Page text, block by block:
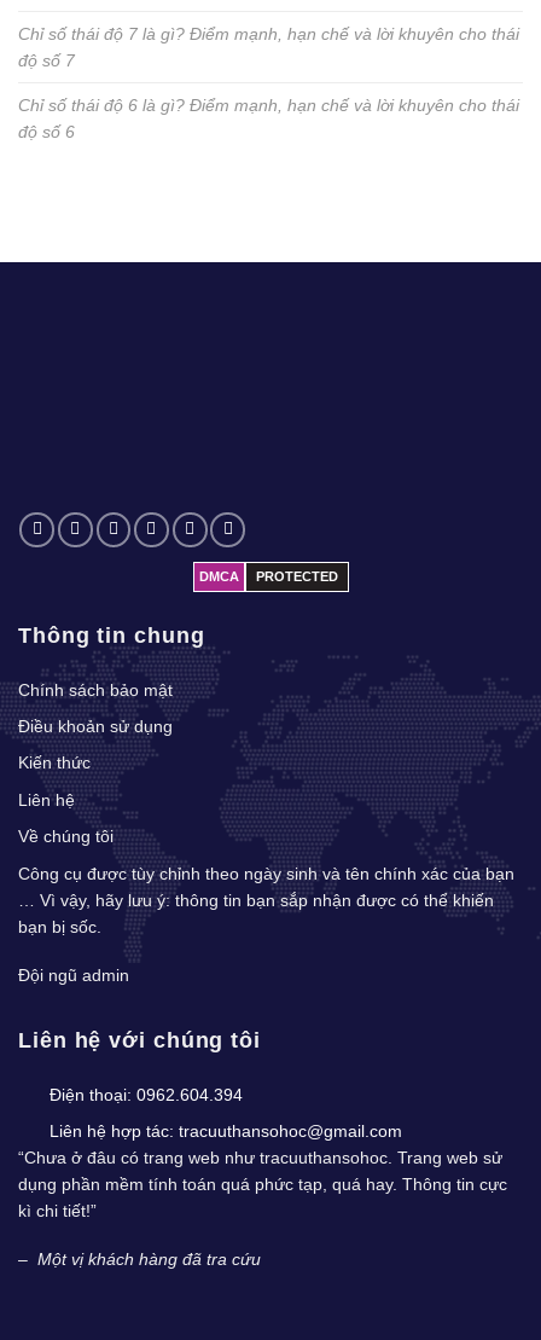
Chỉ số thái độ 7 là gì? Điểm mạnh, hạn chế và lời khuyên cho thái
độ số 7
Chỉ số thái độ 6 là gì? Điểm mạnh, hạn chế và lời khuyên cho thái
độ số 6
DMCA PROTECTED
Thông tin chung
Chính sách bảo mật
Điều khoản sử dụng
Kiến thức
Liên hệ
Về chúng tôi
Công cụ được tùy chỉnh theo ngày sinh và tên chính xác của bạn
… Vì vậy, hãy lưu ý: thông tin bạn sắp nhận được có thể khiến
bạn bị sốc.
Đội ngũ admin
Liên hệ với chúng tôi
Điện thoại: 0962.604.394
Liên hệ hợp tác: tracuuthansohoc@gmail.com
“Chưa ở đâu có trang web như tracuuthansohoc. Trang web sử
dụng phần mềm tính toán quá phức tạp, quá hay. Thông tin cực
kì chi tiết!”
– Một vị khách hàng đã tra cứu